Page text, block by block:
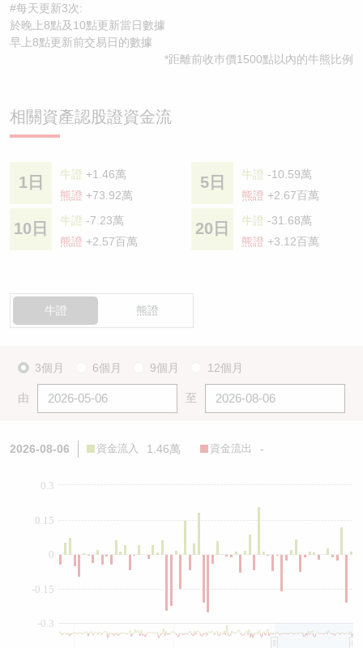
#每天更新3次:
於晚上8點及10點更新當日數據
早上8點更新前交易日的數據
*距離前收巿價1500點以內的牛熊比例
相關資產認股證資金流
1日 牛證 +1.46萬
熊證 +73.92萬
5日 牛證 -10.59萬
熊證 +2.67百萬
10日 牛證 -7.23萬
熊證 +2.57百萬
20日 牛證 -31.68萬
熊證 +3.12百萬
牛證 熊證
3個月 6個月 9個月 12個月
由 至
2026-08-06 資金流入 1.46萬 資金流出 -
-0.3
0
0.3
-0.15
0.15